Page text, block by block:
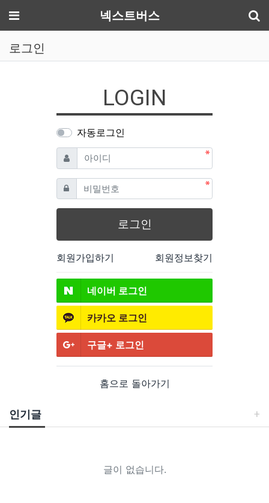
메뉴 넥스트버스
로그인
LOGIN
자동로그인
아이디 필수
비밀번호필수
로그인
회원가입하기 회원정보찾기
네이버 로그인
카카오 로그인
구글+ 로그인
홈으로 돌아가기
인기글
글이 없습니다.